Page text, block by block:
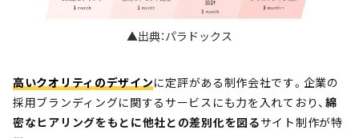
▲出典：パラドックス
高いクオリティのデザインに定評がある制作会社です。企業の
採用ブランディングに関するサービスにも力を入れており、 綿
密なヒアリングをもとに他社との差別化を図るサイト制作が特